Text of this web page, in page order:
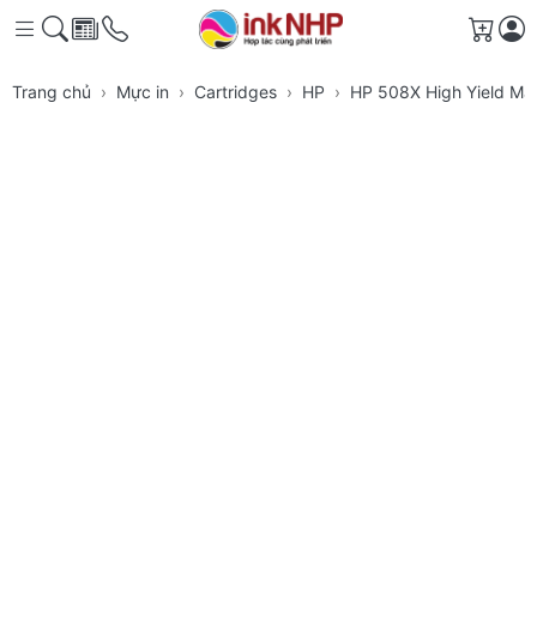
Giỏ
Trang chủ Mực in Cartridges HP HP 508X High Yield